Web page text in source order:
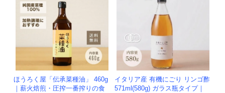
ほうろく屋「伝承菜種油」 460g
｜薪火焙煎・圧搾一番搾りの食
イタリア産 有機にごり リンゴ酢
571ml(580g) ガラス瓶タイプ｜